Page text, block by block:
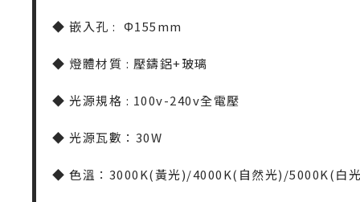
◆ 嵌入孔 : Φ155mm
◆ 燈體材質 : 壓鑄鋁+玻璃
◆ 光源規格 : 100v-240v全電壓
◆ 光源瓦數：30W
◆ 色溫：3000K(黃光)/4000K(自然光)/5000K(白